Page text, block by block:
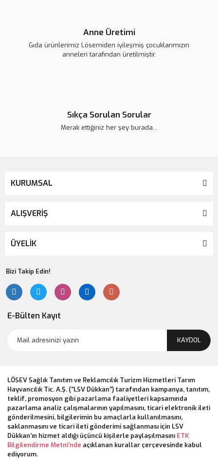
Anne Üretimi
Gıda ürünlerimiz Lösemiden iyileşmiş çocuklarımızın
anneleri tarafından üretilmiştir.
Sıkça Sorulan Sorular
Merak ettiğiniz her şey burada...
KURUMSAL
ALIŞVERİŞ
ÜYELİK
Bizi Takip Edin!
E-Bülten Kayıt
KAYDOL
LÖSEV Sağlık Tanıtım ve Reklamcılık Turizm Hizmetleri Tarım
Hayvancılık Tic. A.Ş. (“LSV Dükkan”) tarafından kampanya, tanıtım,
teklif, promosyon gibi pazarlama faaliyetleri kapsamında
pazarlama analiz çalışmalarının yapılmasını, ticari elektronik ileti
gönderilmesini, bilgilerimin bu amaçlarla kullanılmasını,
saklanmasını ve ticari ileti gönderimi sağlanması için LSV
Dükkan’ın hizmet aldığı üçüncü kişilerle paylaşılmasını ETK
Bilgilendirme Metni’nde açıklanan kurallar çerçevesinde kabul
ediyorum.